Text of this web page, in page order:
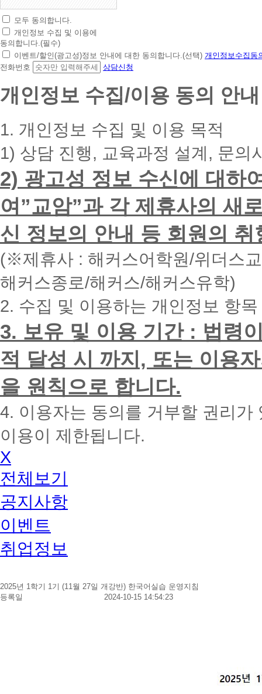
초
간
편
상
담
청
대
폰
입
력
시
면
빠
른
간
내
에
화
드
리
겠
습
니
다.
모두 동의합니다.
개인정보 수집 및 이용에
동의합니다.(필수)
이벤트/할인(광고성)정보 안내에 대한 동의합니다.(선택) 개인정보수집동
전화번호
상담신청
개인정보 수집/이용 동의 안내
1. 개인정보 수집 및 이용 목적
1) 상담 진행, 교육과정 설계, 문의
2) 광고성 정보 수신에 대하
여”교암”과 각 제휴사의 새
신 정보의 안내 등 회원의
(※제휴사 : 해커스어학원/위더스
해커스종로/해커스/해커스유학)
2. 수집 및 이용하는 개인정보 항
3. 보유 및 이용 기간 : 법령
적 달성 시 까지, 또는 이용
을 원칙으로 합니다.
4. 이용자는 동의를 거부할 권리
이용이 제한됩니다.
X
전체보기
공지사항
이벤트
취업정보
2025년 1학기 1기 (11월 27일 개강반) 한국어실습 운영지침
등록일
2024-10-15 14:54:23